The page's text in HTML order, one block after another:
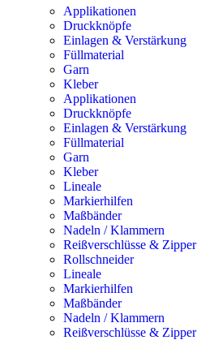
Applikationen
Druckknöpfe
Einlagen & Verstärkung
Füllmaterial
Garn
Kleber
Applikationen
Druckknöpfe
Einlagen & Verstärkung
Füllmaterial
Garn
Kleber
Lineale
Markierhilfen
Maßbänder
Nadeln / Klammern
Reißverschlüsse & Zipper
Rollschneider
Lineale
Markierhilfen
Maßbänder
Nadeln / Klammern
Reißverschlüsse & Zipper